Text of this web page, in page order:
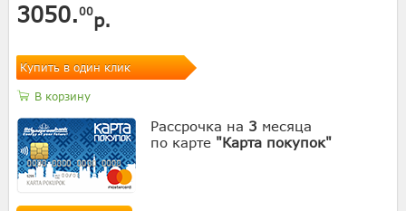
3050.00р.
Купить в один клик
В корзину
Рассрочка на 3 месяца
по карте "Карта покупок"